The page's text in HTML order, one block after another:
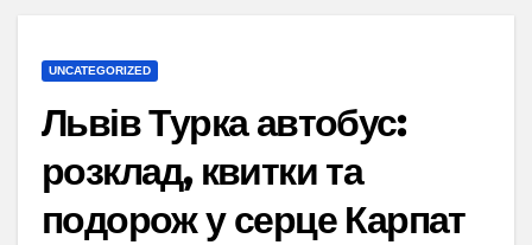
UNCATEGORIZED
Львів Турка автобус:
розклад, квитки та
подорож у серце Карпат